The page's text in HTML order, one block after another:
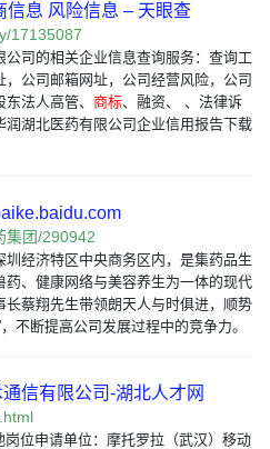
息 风险信息 – 天眼查
17135087
司的相关企业信息查询服务：查询工
公司邮箱网址，公司经营风险，公司
法人高管、 商标、融资、 、法律诉
湖北医药有限公司企业信用报告下载
集团/290942
经济特区中央商务区内，是集药品生
、健康网络与美容养生为一体的现代
蔡翔先生带领朗天人与时俱进，顺势
不断提高公司发展过程中的竞争力。
信有限公司-湖北人才网
位申请单位：摩托罗拉（武汉）移动